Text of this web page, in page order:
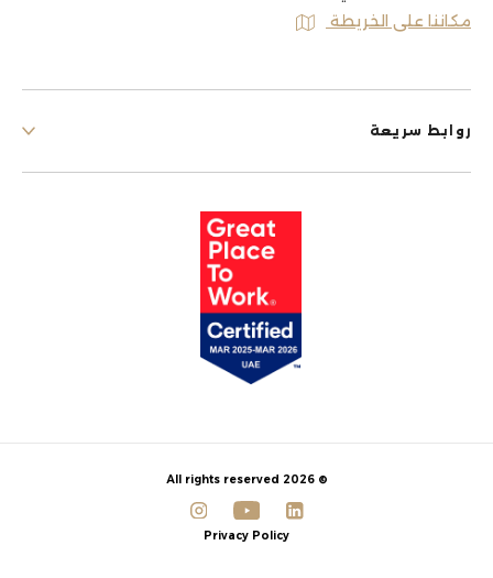
مكاننا على الخريطة
روابط سريعة
© 2026 All rights reserved
Privacy Policy